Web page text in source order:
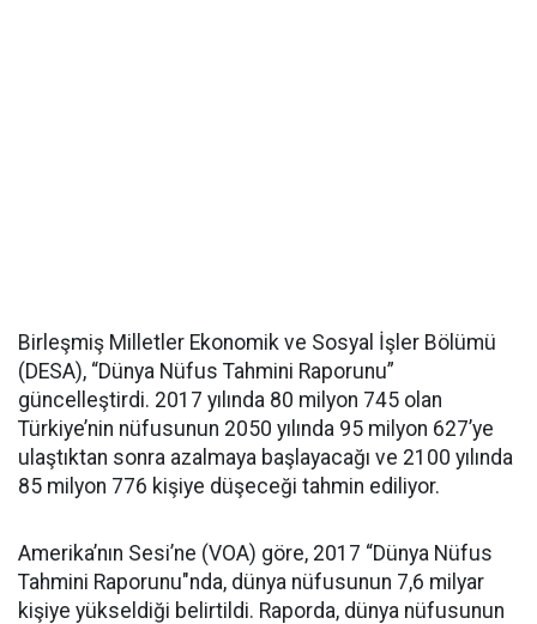
Birleşmiş Milletler Ekonomik ve Sosyal İşler Bölümü
(DESA), “Dünya Nüfus Tahmini Raporunu”
güncelleştirdi. 2017 yılında 80 milyon 745 olan
Türkiye’nin nüfusunun 2050 yılında 95 milyon 627’ye
ulaştıktan sonra azalmaya başlayacağı ve 2100 yılında
85 milyon 776 kişiye düşeceği tahmin ediliyor.
Amerika’nın Sesi’ne (VOA) göre, 2017 “Dünya Nüfus
Tahmini Raporunu"nda, dünya nüfusunun 7,6 milyar
kişiye yükseldiği belirtildi. Raporda, dünya nüfusunun